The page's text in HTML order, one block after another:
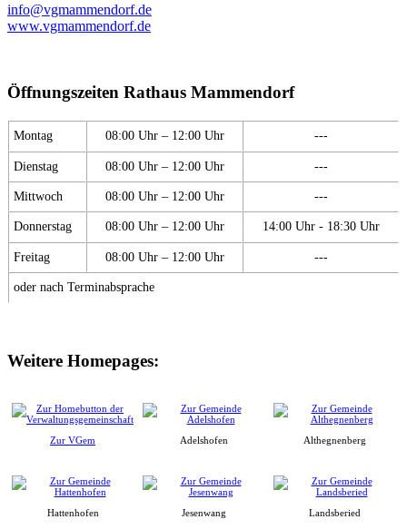
info@vgmammendorf.de
www.vgmammendorf.de
Öffnungszeiten Rathaus Mammendorf
Montag 08:00 Uhr – 12:00 Uhr ---
Dienstag 08:00 Uhr – 12:00 Uhr ---
Mittwoch 08:00 Uhr – 12:00 Uhr ---
Donnerstag 08:00 Uhr – 12:00 Uhr 14:00 Uhr - 18:30 Uhr
Freitag 08:00 Uhr – 12:00 Uhr ---
oder nach Terminabsprache
Weitere Homepages:
Zur VGem Adelshofen Althegnenberg
Hattenhofen Jesenwang Landsberied